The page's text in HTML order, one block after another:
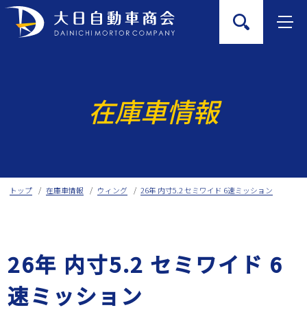
Skip
content
在庫車情報
トップ 在庫車情報 ウィング 26年 内寸5.2 セミワイド 6速ミッション
26年 内寸5.2 セミワイド 6
速ミッション